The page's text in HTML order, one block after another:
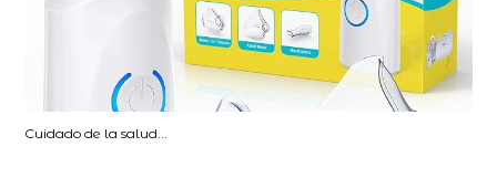
Cuidado de la salud...